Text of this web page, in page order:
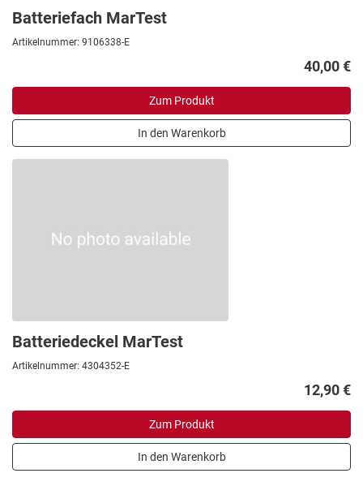
Batteriefach MarTest
Artikelnummer: 9106338-E
40,00 €
Zum Produkt
In den Warenkorb
Batteriedeckel MarTest
Artikelnummer: 4304352-E
12,90 €
Zum Produkt
In den Warenkorb